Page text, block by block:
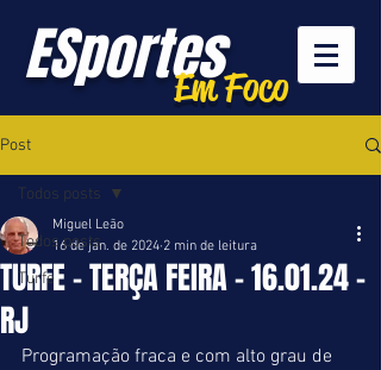
ESportesEm Foco
Post
Todos posts
Turfe
Todos posts
TURFE - TERÇA FEIRA - 16.01.24 -
RJ
Miguel Leão
16 de jan. de 2024 2 min de leitura
Programação fraca e com alto grau de